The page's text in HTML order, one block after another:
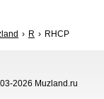
R RHCP
2026 Muzland.ru